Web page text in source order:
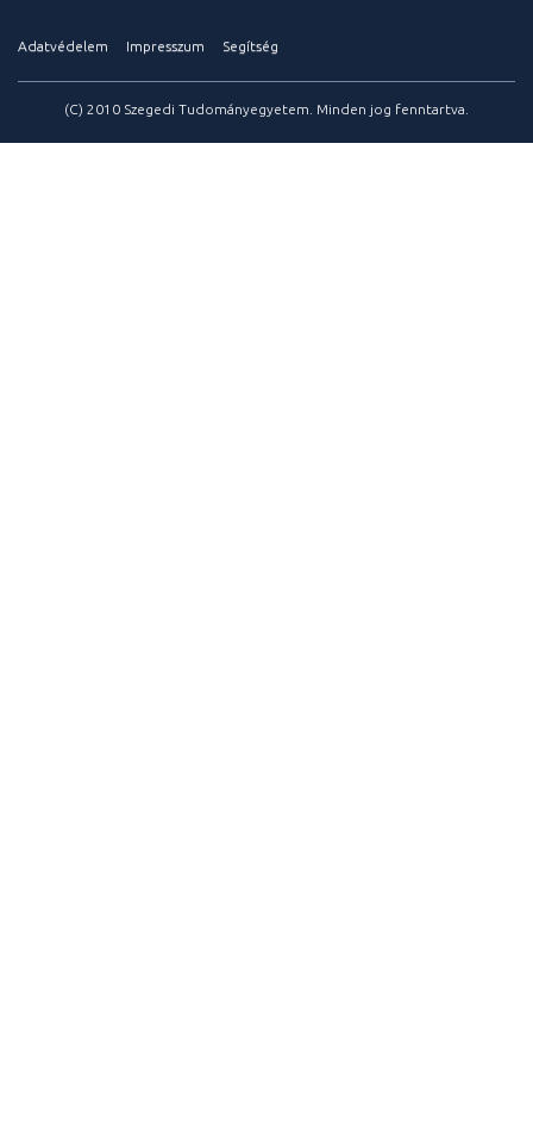
Adatvédelem Impresszum Segítség
(C) 2010 Szegedi Tudományegyetem. Minden jog fenntartva.